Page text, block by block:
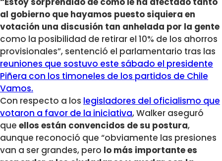
al gobierno que hayamos puesto siquiera en
votación una discusión tan anhelada por la gente
como la posibilidad de retirar el 10% de los ahorros
provisionales”, sentenció el parlamentario tras las
reuniones que sostuvo este sábado el presidente
Piñera con los timoneles de los partidos de Chile
Vamos.
Con respecto a los legisladores del oficialismo que
votaron a favor de la iniciativa, Walker aseguró
que ellos están convencidos de su postura,
aunque reconoció que “obviamente las presiones
van a ser grandes, pero lo más importante es